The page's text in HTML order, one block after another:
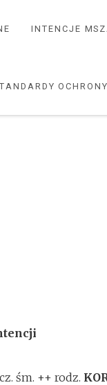
INTENCJE
śm. ++ rodz.